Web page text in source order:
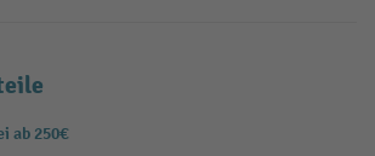
ab 250€